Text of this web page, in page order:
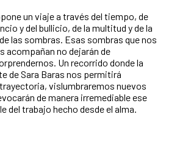
un viaje a través del tiempo, de
y del bullicio, de la multitud y de la
las sombras. Esas sombras que nos
acompañan no dejarán de
Un recorrido donde la
de Sara Baras nos permitirá
vislumbraremos nuevos
de manera irremediable ese
del trabajo hecho desde el alma.